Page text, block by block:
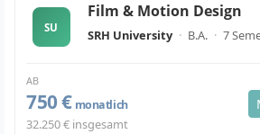
SU
Film & Motion Design
SRH University · B.A. · 7
AB
750 € monatlich
32.250 € insgesamt